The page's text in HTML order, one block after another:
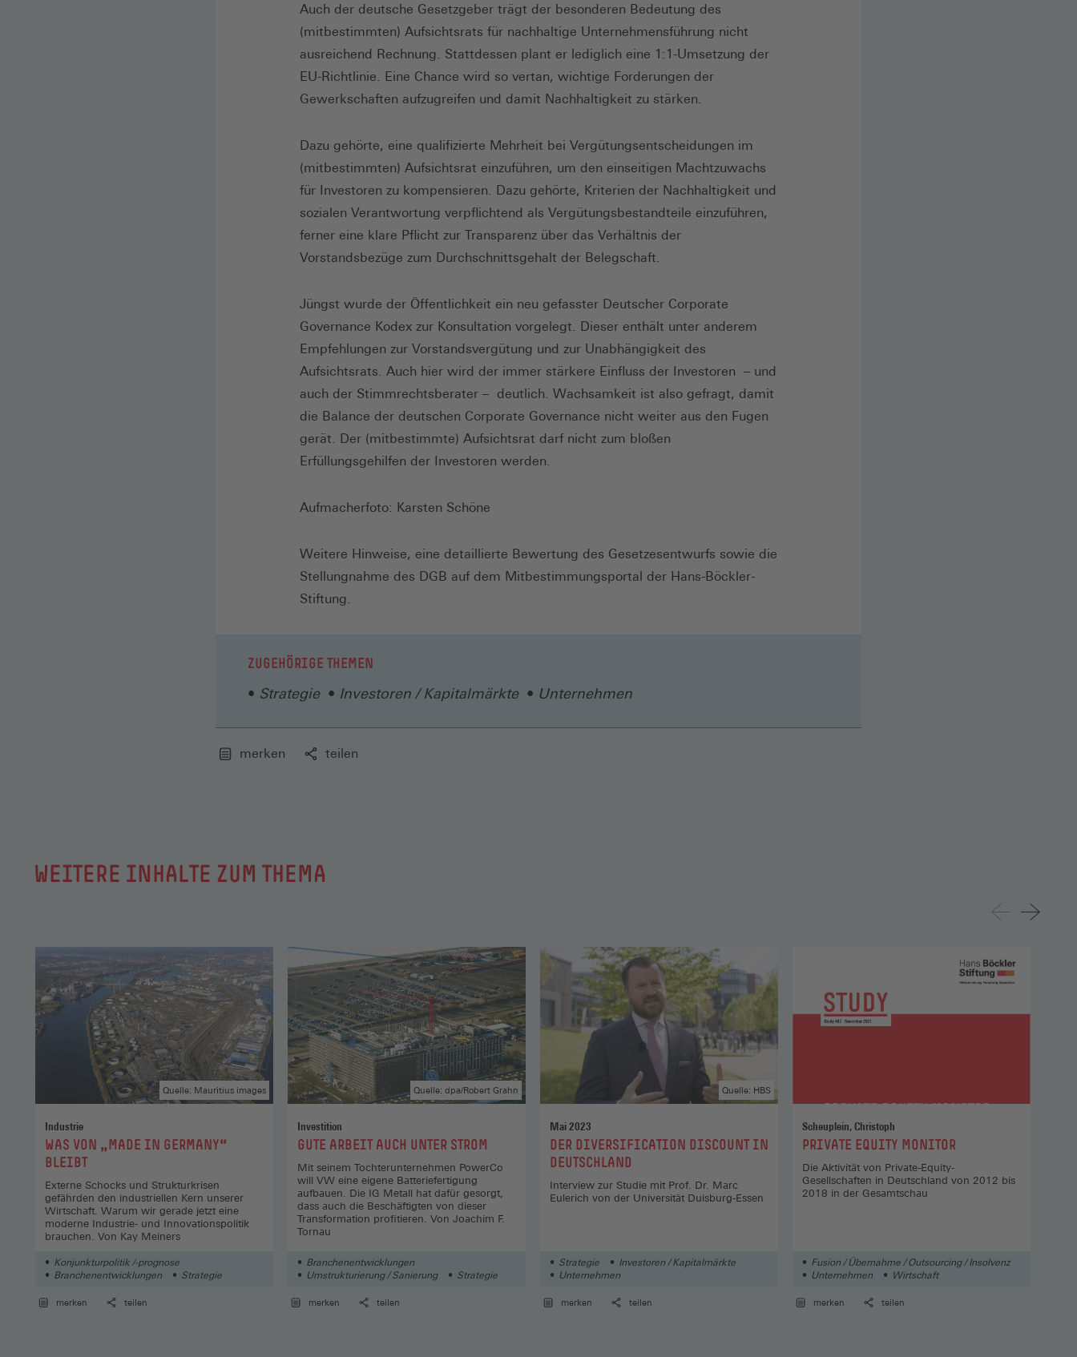
Auch der deutsche Gesetzgeber trägt der besonderen Bedeutung des
(mitbestimmten) Aufsichtsrats für nachhaltige Unternehmensführung nicht
ausreichend Rechnung. Stattdessen plant er lediglich eine 1:1-Umsetzung der
EU-Richtlinie. Eine Chance wird so vertan, wichtige Forderungen der
Gewerkschaften aufzugreifen und damit Nachhaltigkeit zu stärken.
Dazu gehörte, eine qualifizierte Mehrheit bei Vergütungsentscheidungen im
(mitbestimmten) Aufsichtsrat einzuführen, um den einseitigen Machtzuwachs
für Investoren zu kompensieren. Dazu gehörte, Kriterien der Nachhaltigkeit und
sozialen Verantwortung verpflichtend als Vergütungsbestandteile einzuführen,
ferner eine klare Pflicht zur Transparenz über das Verhältnis der
Vorstandsbezüge zum Durchschnittsgehalt der Belegschaft.
Jüngst wurde der Öffentlichkeit ein neu gefasster Deutscher Corporate
Governance Kodex zur Konsultation vorgelegt. Dieser enthält unter anderem
Empfehlungen zur Vorstandsvergütung und zur Unabhängigkeit des
Aufsichtsrats. Auch hier wird der immer stärkere Einfluss der Investoren – und
auch der Stimmrechtsberater – deutlich. Wachsamkeit ist also gefragt, damit
die Balance der deutschen Corporate Governance nicht weiter aus den Fugen
gerät. Der (mitbestimmte) Aufsichtsrat darf nicht zum bloßen
Erfüllungsgehilfen der Investoren werden.
Aufmacherfoto: Karsten Schöne
Weitere Hinweise, eine detaillierte Bewertung des Gesetzesentwurfs sowie die
Stellungnahme des DGB auf dem Mitbestimmungsportal der Hans-Böckler-
Stiftung.
ZUGEHÖRIGE THEMEN
Strategie Investoren / Kapitalmärkte Unternehmen
merken teilen
WEITERE INHALTE ZUM THEMA
Industrie
:WAS VON „MADE IN GERMANY“
BLEIBT
Quelle: Mauritius images
Externe Schocks und Strukturkrisen
gefährden den industriellen Kern unserer
Wirtschaft. Warum wir gerade jetzt eine
moderne Industrie- und Innovationspolitik
brauchen. Von Kay Meiners
Konjunkturpolitik /-prognose
Branchenentwicklungen
Strategie
merken teilen
Investition
:GUTE ARBEIT AUCH UNTER STROM
Quelle: dpa/Robert Grahn
Mit seinem Tochterunternehmen PowerCo
will VW eine eigene Batteriefertigung
aufbauen. Die IG Metall hat dafür gesorgt,
dass auch die Beschäftigten von dieser
Transformation profitieren. Von Joachim F.
Tornau
Branchenentwicklungen
Umstrukturierung / Sanierung
Strategie
merken teilen
Mai 2023
:DER DIVERSIFICATION DISCOUNT IN
DEUTSCHLAND
Quelle: HBS
Interview zur Studie mit Prof. Dr. Marc
Eulerich von der Universität Duisburg-Essen
Strategie
Investoren / Kapitalmärkte
Unternehmen
merken teilen
Scheuplein, Christoph
:PRIVATE EQUITY MONITOR
Die Aktivität von Private-Equity-
Gesellschaften in Deutschland von 2012 bis
2018 in der Gesamtschau
Fusion / Übernahme / Outsourcing / Insolvenz
Unternehmen
Wirtschaft
merken teilen